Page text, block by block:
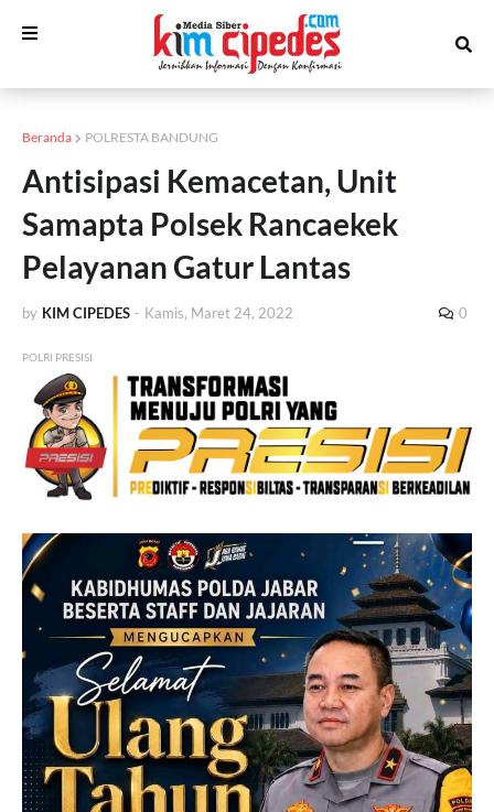
Beranda POLRESTA BANDUNG
Antisipasi Kemacetan, Unit
Samapta Polsek Rancaekek
Pelayanan Gatur Lantas
by KIM CIPEDES - Kamis, Maret 24, 2022 0
POLRI PRESISI